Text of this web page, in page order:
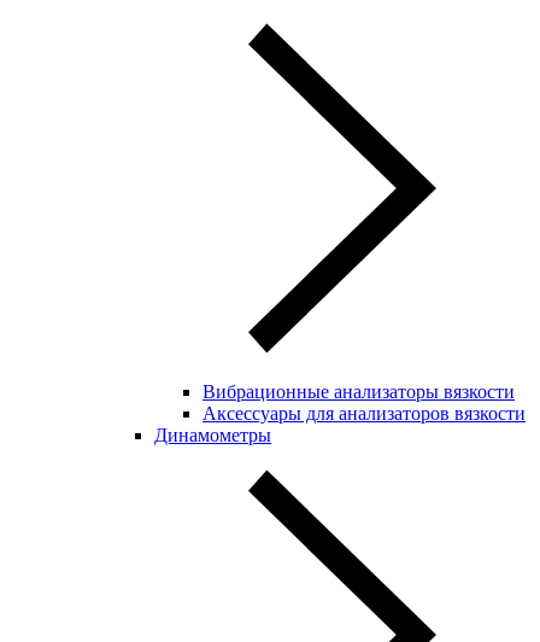
Вибрационные анализаторы вязкости
Аксессуары для анализаторов вязкости
Динамометры